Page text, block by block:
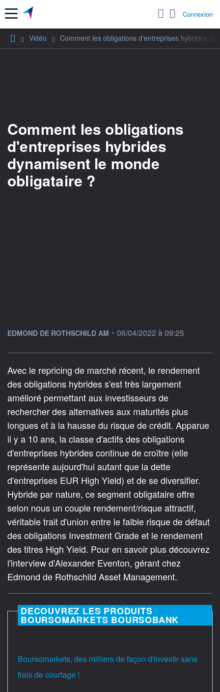
Menu Connexion
Vidéo Comment les obligations d'entreprises hybrides
Comment les obligations
d'entreprises hybrides
dynamisent le monde
obligataire ?
information fournie par
EDMOND DE ROTHSCHILD AM • 06/04/2022 à 09:25
Avec le repricing de marché récent, le rendement
des obligations hybrides s'est très largement
amélioré permettant aux investisseurs de
rechercher des alternatives aux maturités plus
longues et à la hausse du risque de crédit. Apparue
il y a 10 ans, la classe d'actifs des obligations
d'entreprises hybrides continue de croître (elle
représente aujourd'hui autant que la dette
d'entreprises EUR High Yield) et de se diversifier.
Hybride par nature, ce segment obligataire offre
selon nous un couple rendement/risque attractif,
véritable trait d'union entre le faible risque de défaut
des obligations Investment Grade et le rendement
des titres High Yield. Pour en savoir plus découvrez
l'interview d'Alexander Eventon, gérant chez
Edmond de Rothschild Asset Management.
DECOUVREZ LES PRODUITS
BOURSOMARKETS BOURSOBANK
Boursomarkets, des milliers de façon d'investir sans
frais de courtage !